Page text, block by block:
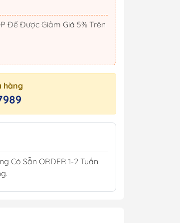
Bộ Gạt Mưa 12/24V
Để Được Giảm Giá 5% Trên
hàng
Có Sẵn ORDER 1-2 Tuần